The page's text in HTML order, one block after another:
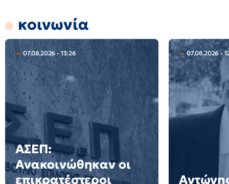
κοινωνία
07.08.2026 - 13:26
ΑΣΕΠ:
Ανακοινώθηκαν οι
επικρατέστεροι
07.08.2026 -